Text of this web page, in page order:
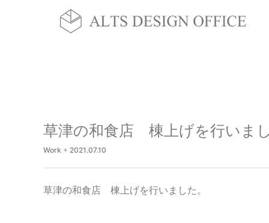
草津の和食店 棟上げを行いま
Work + 2021.07.10
草津の和食店 棟上げを行いました。